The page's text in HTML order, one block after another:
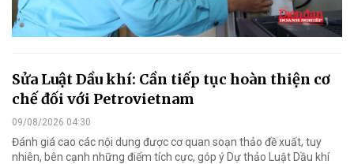
Sửa Luật Dầu khí: Cần tiếp tục hoàn thiện cơ
chế đối với Petrovietnam
09/08/2026 04:30
Đánh giá cao các nội dung được cơ quan soạn thảo đề xuất, tuy
nhiên, bên cạnh những điểm tích cực, góp ý Dự thảo Luật Dầu khí